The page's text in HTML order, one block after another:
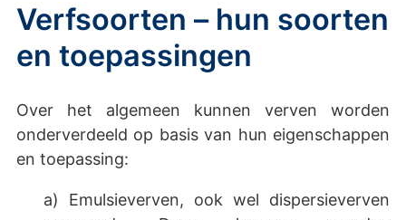
Verfsoorten – hun soorten
en toepassingen
Over het algemeen kunnen verven worden
onderverdeeld op basis van hun eigenschappen
en toepassing:
a) Emulsieverven, ook wel dispersieverven